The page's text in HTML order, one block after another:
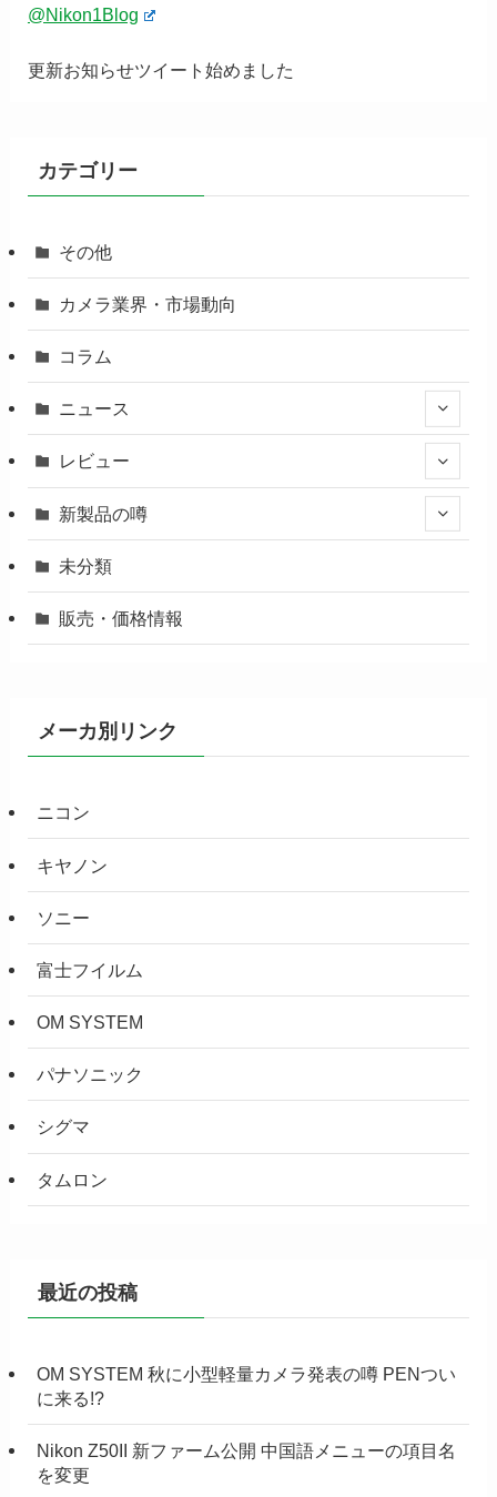
@Nikon1Blog
更新お知らせツイート始めました
カテゴリー
その他
カメラ業界・市場動向
コラム
ニュース
レビュー
新製品の噂
未分類
販売・価格情報
メーカ別リンク
ニコン
キヤノン
ソニー
富士フイルム
OM SYSTEM
パナソニック
シグマ
タムロン
最近の投稿
OM SYSTEM 秋に小型軽量カメラ発表の噂 PENつい
に来る!?
Nikon Z50II 新ファーム公開 中国語メニューの項目名
を変更